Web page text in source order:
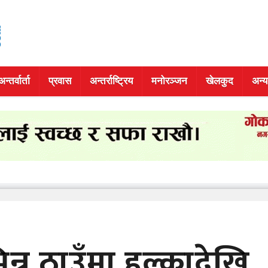
प्रवास अन्तर्राष्ट्रिय मनोरञ्जन खेलकुद अन्य